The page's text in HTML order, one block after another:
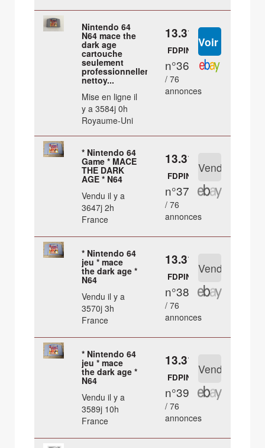
Nintendo 64
N64 mace the
dark age
cartouche
seulement
professionnellement
nettoy...
Mise en ligne il
y a 3584j 0h
Royaume-Uni
13.31 €
FDPIN
n°36
/ 76
annonces
* Nintendo 64
Game * MACE
THE DARK
AGE * N64
Vendu il y a
3647j 2h
France
13.31 €
FDPIN
n°37
/ 76
annonces
* Nintendo 64
jeu * mace
the dark age *
N64
Vendu il y a
3570j 3h
France
13.31 €
FDPIN
n°38
/ 76
annonces
* Nintendo 64
jeu * mace
the dark age *
N64
Vendu il y a
3589j 10h
France
13.31 €
FDPIN
n°39
/ 76
annonces